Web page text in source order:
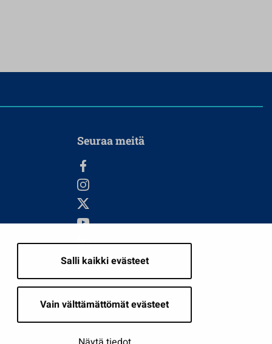
Salli kaikki evästeet
Vain välttämättömät evästeet
Seuraa meitä